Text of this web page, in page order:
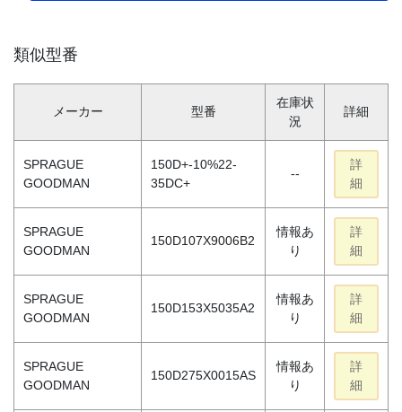
類似型番
メーカー 型番
在庫状
況
詳細
SPRAGUE
GOODMAN
150D+-10%22-
35DC+
--
詳
細
SPRAGUE
GOODMAN
150D107X9006B2
情報あ
り
詳
細
SPRAGUE
GOODMAN
150D153X5035A2
情報あ
り
詳
細
SPRAGUE
GOODMAN
150D275X0015AS
情報あ
り
詳
細